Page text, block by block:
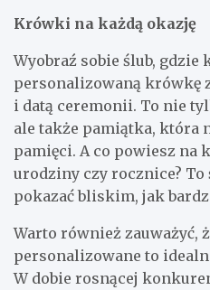
Krówki na każdą okazję
Wyobraź sobie ślub, gdzie
personalizowaną krówkę
i datą ceremonii. To nie
ale także pamiątka, która
pamięci. A co powiesz na
urodziny czy rocznice? To
pokazać bliskim, jak
Warto również zauważyć,
personalizowane to
W dobie rosnącej